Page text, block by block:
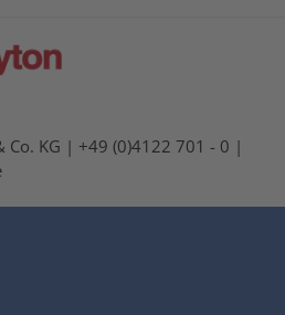
Co. KG | +49 (0)4122 701 - 0 |